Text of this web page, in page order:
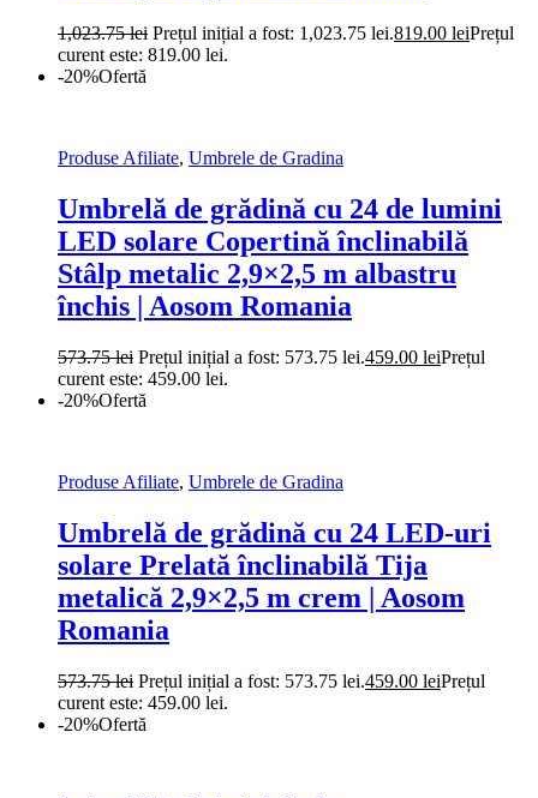
1,023.75lei Prețul inițial a fost: 1,023.75 lei.819.00 leiPrețul
curent este: 819.00 lei.
-20%Ofertă
Produse Afiliate, Umbrele de Gradina
Umbrelă de grădină cu 24 de lumini
LED solare Copertină înclinabilă
Stâlp metalic 2,9×2,5 m albastru
închis | Aosom Romania
573.75lei Prețul inițial a fost: 573.75 lei.459.00 leiPrețul
curent este: 459.00 lei.
-20%Ofertă
Produse Afiliate, Umbrele de Gradina
Umbrelă de grădină cu 24 LED-uri
solare Prelată înclinabilă Tija
metalică 2,9×2,5 m crem | Aosom
Romania
573.75lei Prețul inițial a fost: 573.75 lei.459.00 leiPrețul
curent este: 459.00 lei.
-20%Ofertă